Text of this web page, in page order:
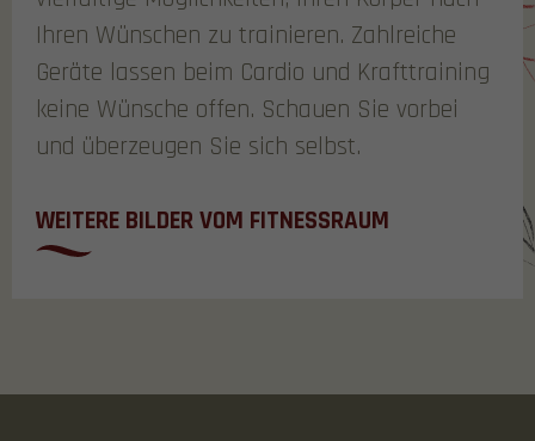
Ihren Wünschen zu trainieren. Zahlreiche
Geräte lassen beim Cardio und Krafttraining
keine Wünsche offen. Schauen Sie vorbei
und überzeugen Sie sich selbst.
WEITERE BILDER VOM FITNESSRAUM